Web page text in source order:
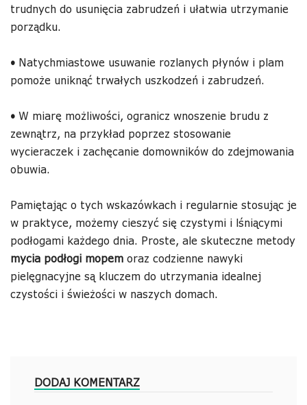
trudnych do usunięcia zabrudzeń i ułatwia utrzymanie
porządku.
• Natychmiastowe usuwanie rozlanych płynów i plam
pomoże uniknąć trwałych uszkodzeń i zabrudzeń.
• W miarę możliwości, ogranicz wnoszenie brudu z
zewnątrz, na przykład poprzez stosowanie
wycieraczek i zachęcanie domowników do zdejmowania
obuwia.
Pamiętając o tych wskazówkach i regularnie stosując je
w praktyce, możemy cieszyć się czystymi i lśniącymi
podłogami każdego dnia. Proste, ale skuteczne metody
mycia podłogi mopem oraz codzienne nawyki
pielęgnacyjne są kluczem do utrzymania idealnej
czystości i świeżości w naszych domach.
DODAJ KOMENTARZ